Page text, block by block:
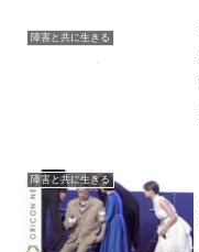
障害と共に生きる
障害と共に生きる